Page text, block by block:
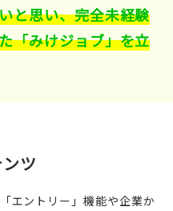
と思い、完全未経験
「みけジョブ」を立
ツ
エントリー」機能や企業か